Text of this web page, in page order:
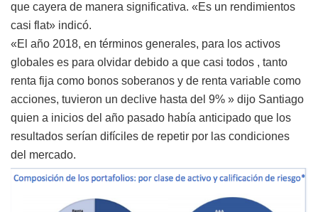
que cayera de manera significativa. «Es un rendimientos
casi flat» indicó.
«El año 2018, en términos generales, para los activos
globales es para olvidar debido a que casi todos , tanto
renta fija como bonos soberanos y de renta variable como
acciones, tuvieron un declive hasta del 9% » dijo Santiago
quien a inicios del año pasado había anticipado que los
resultados serían difíciles de repetir por las condiciones
del mercado.